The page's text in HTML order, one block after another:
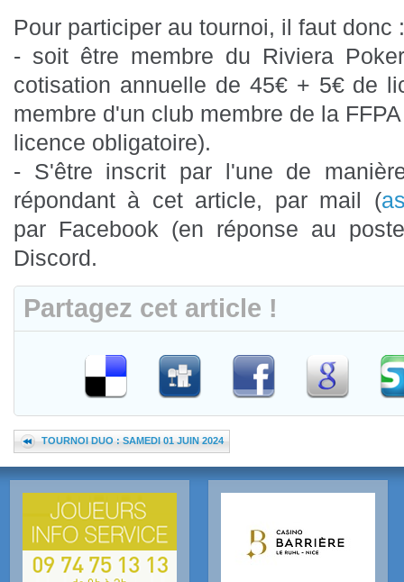
Pour participer au tournoi, il faut donc :
- soit être membre du Riviera
cotisation annuelle de 45€ + 5€ de
membre d'un club membre de la
licence obligatoire).
- S'être inscrit par l'une de
répondant à cet article, par mail (
par Facebook (en réponse au
Discord.
Partagez cet article !
TOURNOI DUO : SAMEDI 01 JUIN 2024